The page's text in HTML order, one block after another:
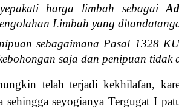
harga limbah sebagai
Limbah yang
sebagaimana Pasal 1328
saja dan penipuan
telah terjadi kekhilafan,
sehingga seyogianya Tergugat I